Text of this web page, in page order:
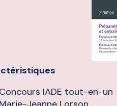
Concours IADE tout-en-un